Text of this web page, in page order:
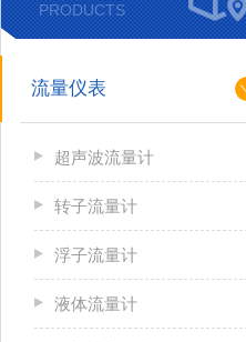
PRODUCTS
流量仪表
超声波流量计
转子流量计
浮子流量计
液体流量计